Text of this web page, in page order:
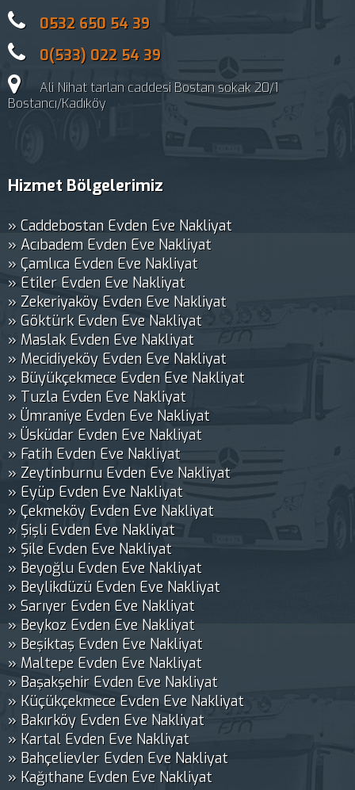
0532 650 54 39
0(533) 022 54 39
Ali Nihat tarlan caddesi Bostan sokak 20/1
Bostancı/Kadıköy
Hizmet Bölgelerimiz
» Caddebostan Evden Eve Nakliyat
» Acıbadem Evden Eve Nakliyat
» Çamlıca Evden Eve Nakliyat
» Etiler Evden Eve Nakliyat
» Zekeriyaköy Evden Eve Nakliyat
» Göktürk Evden Eve Nakliyat
» Maslak Evden Eve Nakliyat
» Mecidiyeköy Evden Eve Nakliyat
» Büyükçekmece Evden Eve Nakliyat
» Tuzla Evden Eve Nakliyat
» Ümraniye Evden Eve Nakliyat
» Üsküdar Evden Eve Nakliyat
» Fatih Evden Eve Nakliyat
» Zeytinburnu Evden Eve Nakliyat
» Eyüp Evden Eve Nakliyat
» Çekmeköy Evden Eve Nakliyat
» Şişli Evden Eve Nakliyat
» Şile Evden Eve Nakliyat
» Beyoğlu Evden Eve Nakliyat
» Beylikdüzü Evden Eve Nakliyat
» Sarıyer Evden Eve Nakliyat
» Beykoz Evden Eve Nakliyat
» Beşiktaş Evden Eve Nakliyat
» Maltepe Evden Eve Nakliyat
» Başakşehir Evden Eve Nakliyat
» Küçükçekmece Evden Eve Nakliyat
» Bakırköy Evden Eve Nakliyat
» Kartal Evden Eve Nakliyat
» Bahçelievler Evden Eve Nakliyat
» Kağıthane Evden Eve Nakliyat